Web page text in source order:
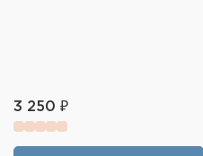
3 250 ₽